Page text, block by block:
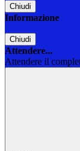
Chiudi
Informazione
Chiudi
Attendere...
Attendere il